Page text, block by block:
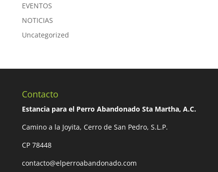
EVENTOS
NOTICIAS
Uncategorized
Contacto
Estancia para el Perro Abandonado Sta Martha, A.C.
Camino a la Joyita, Cerro de San Pedro, S.L.P.
CP 78448
contacto@elperroabandonado.com